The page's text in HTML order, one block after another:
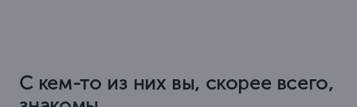
С кем-то из них вы, скорее всего,